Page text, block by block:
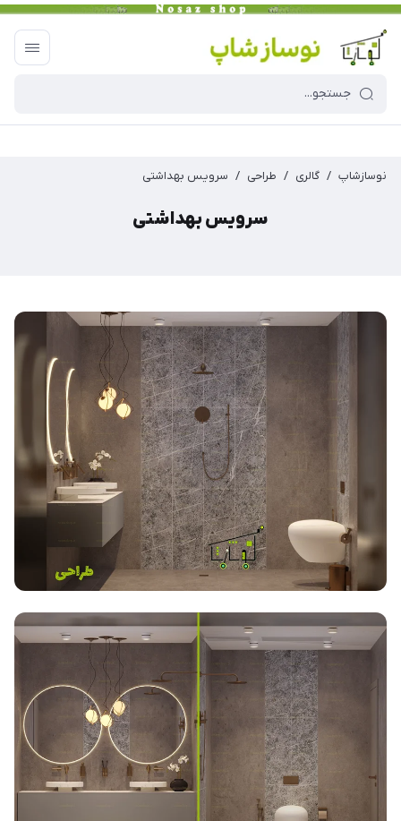
نوسازشاپ / گالری / طراحی / سرویس بهداشتی
سرویس بهداشتی